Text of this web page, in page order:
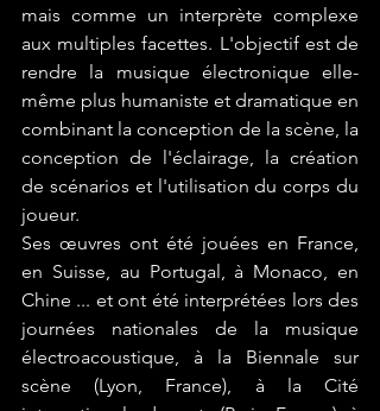
mais comme un interprète complexe
aux multiples facettes. L'objectif est de
rendre la musique électronique elle-
même plus humaniste et dramatique en
combinant la conception de la scène, la
conception de l'éclairage, la création
de scénarios et l'utilisation du corps du
joueur.
Ses œuvres ont été jouées en France,
en Suisse, au Portugal, à Monaco, en
Chine ... et ont été interprétées lors des
journées nationales de la musique
électroacoustique, à la Biennale sur
scène (Lyon, France), à la Cité